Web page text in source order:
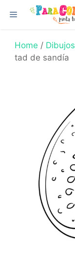
content
Menu
Home / Dibujos
tad de sandía